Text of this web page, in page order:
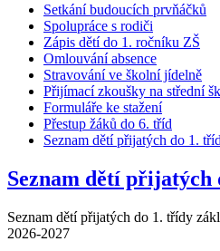
Setkání budoucích prvňáčků
Spolupráce s rodiči
Zápis dětí do 1. ročníku ZŠ
Omlouvání absence
Stravování ve školní jídelně
Přijímací zkoušky na střední
Formuláře ke stažení
Přestup žáků do 6. tříd
Seznam dětí přijatých do 1.
Seznam dětí přijatých
Seznam dětí přijatých do 1. třídy
2026-2027